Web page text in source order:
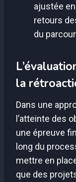
ajustée
retours
du
la
Dans une
l’atteinte des
une épreuve
long du
mettre en
que des